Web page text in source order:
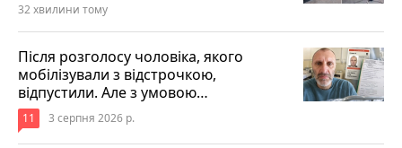
32 хвилини тому
Після розголосу чоловіка, якого
мобілізували з відстрочкою,
відпустили. Але з умовою…
11 3 серпня 2026 р.